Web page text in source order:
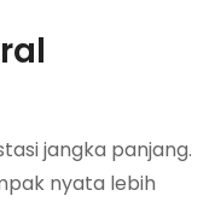
jangka panjang.
nyata lebih